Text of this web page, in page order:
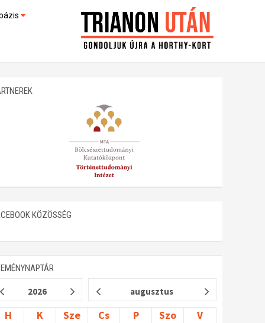
(feltöltés alatt)
KÖZÖSSÉG
2026 augusztus
H K Sze Cs P Szo V